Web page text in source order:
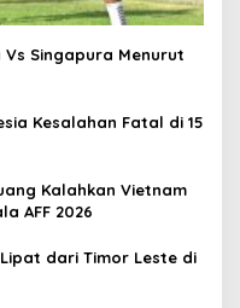
Vs Singapura Menurut
Kesalahan Fatal di 15
Kalahkan Vietnam
AFF 2026
Lipat dari Timor Leste di